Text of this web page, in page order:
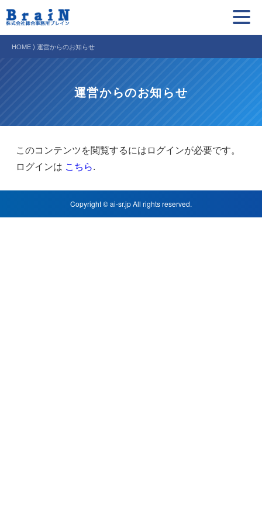
HOME ⟩ 運営からのお知らせ
運営からのお知らせ
このコンテンツを閲覧するにはログインが必要です。
ログインは こちら.
Copyright © ai-sr.jp All rights reserved.